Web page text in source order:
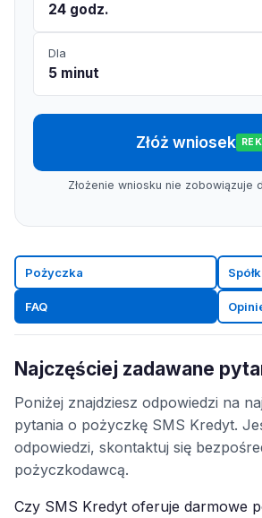
24 godz.
Dla
5 minut
Złóż wniosek
Złożenie wniosku nie zobowiązuje
Pożyczka
FAQ
Najczęściej zadawane
Poniżej znajdziesz odpowiedzi na
pytania o pożyczkę SMS Kredyt.
odpowiedzi, skontaktuj się
pożyczkodawcą.
Czy SMS Kredyt oferuje darmowe